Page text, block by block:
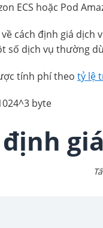
ECS hoặc Pod
cách định giá dịch
số dịch vụ thường
tính phí theo tỷ lệ
byte
giá